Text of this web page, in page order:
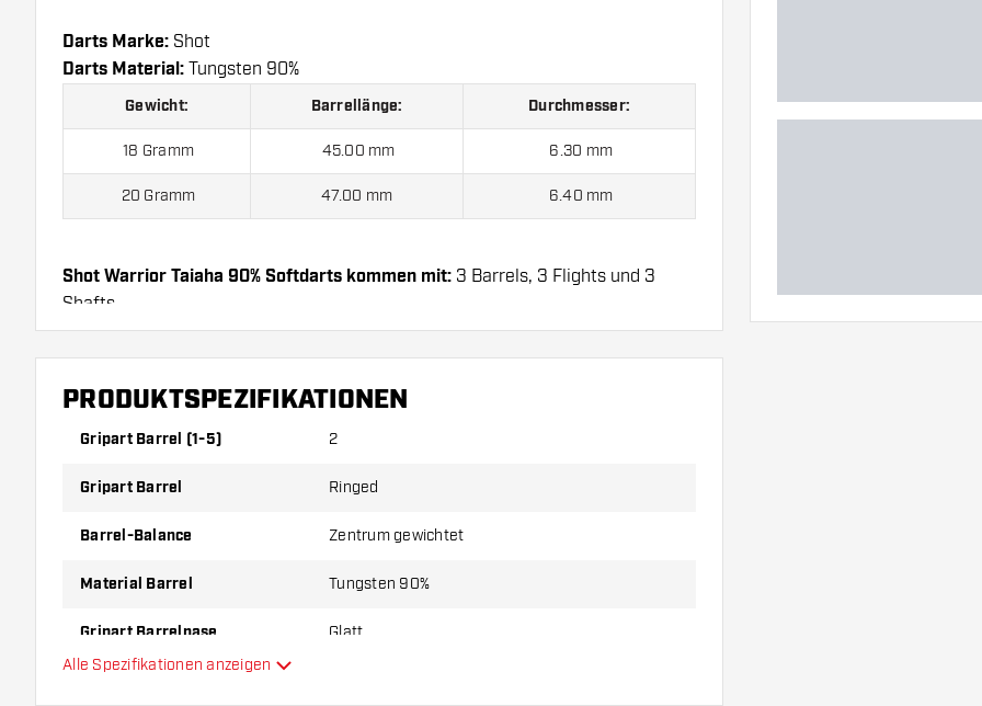
Darts Marke: Shot
Darts Material: Tungsten 90%
Gewicht: Barrellänge: Durchmesser:
18 Gramm 45.00 mm 6.30 mm
20 Gramm 47.00 mm 6.40 mm
Shot Warrior Taiaha 90% Softdarts kommen mit: 3 Barrels, 3 Flights und 3
Shafts.
PRODUKTSPEZIFIKATIONEN
Gripart Barrel (1-5) 2
Gripart Barrel Ringed
Barrel-Balance Zentrum gewichtet
Material Barrel Tungsten 90%
Gripart Barrelnase Glatt
Alle Spezifikationen anzeigen